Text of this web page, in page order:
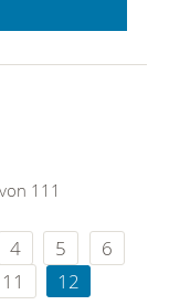
111
4 5
6
11 12